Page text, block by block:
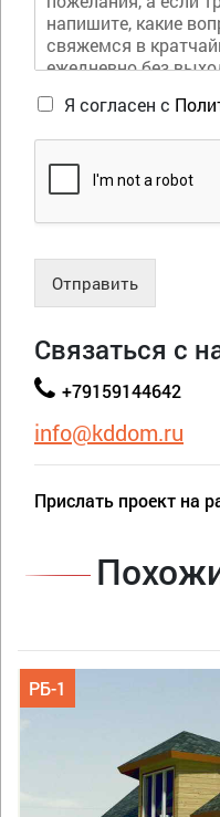
Я согласен с
Отправить
Связаться с
+79159144642
info@kddom.ru
Прислать проект на
РБ-1